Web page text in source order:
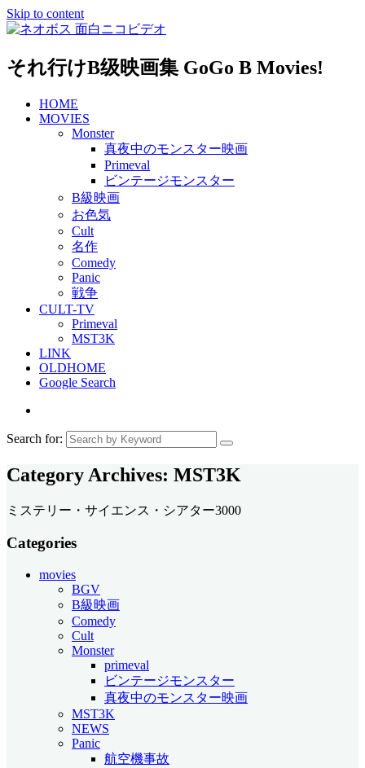
Skip to content
それ行けB级映画集 GoGo B Movies!
HOME
MOVIES
Monster
真夜中のモンスター映画
Primeval
ビンテージモンスター
B級映画
お色気
Cult
名作
Comedy
Panic
戦争
CULT-TV
Primeval
MST3K
LINK
OLDHOME
Google Search
Search for:
Category Archives: MST3K
ミステリー・サイエンス・シアター3000
Categories
movies
BGV
B級映画
Comedy
Cult
Monster
primeval
ビンテージモンスター
真夜中のモンスター映画
MST3K
NEWS
Panic
航空機事故